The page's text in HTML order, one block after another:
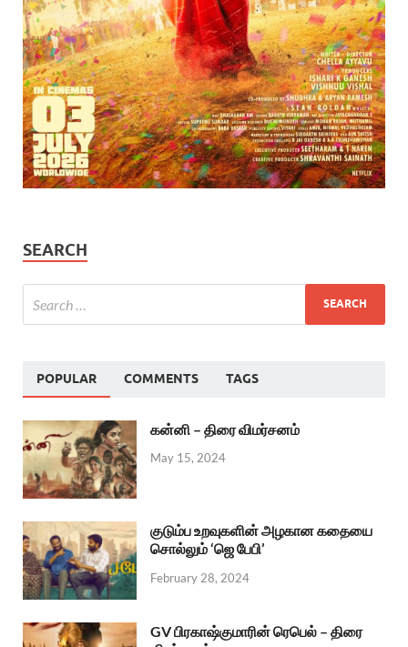
SEARCH
POPULAR COMMENTS TAGS
கன்னி – திரை விமர்சனம்
May 15, 2024
குடும்ப உறவுகளின் அழகான கதையை
சொல்லும் ‘ஜெ பேபி’
February 28, 2024
GV பிரகாஷ்குமாரின் ரெபெல் – திரை